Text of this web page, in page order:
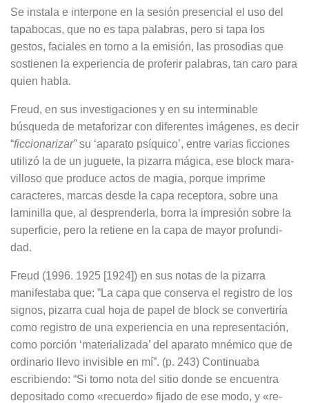
Se instala e interpone en la sesión presencial el uso del
tapabocas, que no es tapa palabras, pero si tapa los
gestos, faciales en torno a la emisión, las prosodias que
sostienen la expe­riencia de proferir palabras, tan caro para
quien habla.
Freud, en sus investigaciones y en su interminable
búsqueda de metaforizar con diferentes imágenes, es decir
“fic­cionarizar”su ‘aparato psíquico’, entre varias ficciones
utilizó la de un jugue­te, la pizarra mágica, ese block mara­
villoso que produce actos de magia, porque imprime
caracteres, marcas desde la capa receptora, sobre una
laminilla que, al desprenderla, borra la impresión sobre la
superficie, pero la retiene en la capa de mayor profundi­
dad.
Freud (1996. 1925 [1924]) en sus no­tas de la pizarra
manifestaba que: ”La capa que conserva el registro de los
signos, pizarra cual hoja de papel de block se convertiría
como registro de una experiencia en una representa­ción,
como porción ‘materializada’ del aparato mnémico que de
ordinario lle­vo invisible en mí”. (p. 243) Continuaba
escribiendo: “Si tomo nota del sitio donde se encuentra
depositado como «recuerdo» fijado de ese modo, y «re­